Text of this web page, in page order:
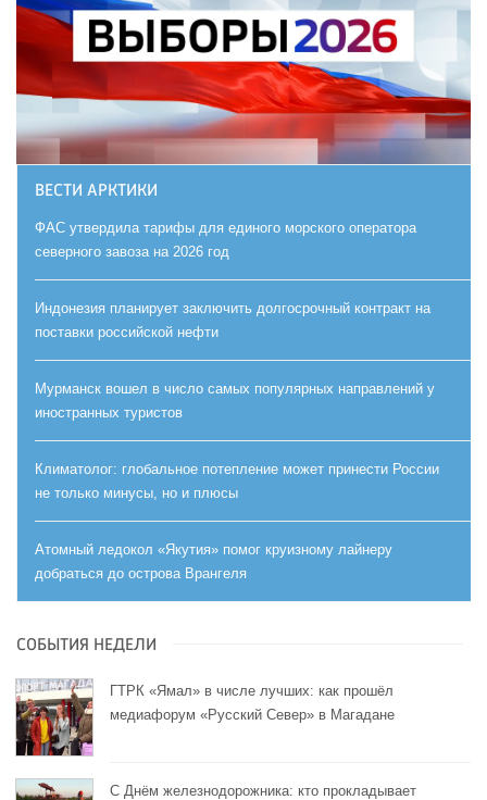
ВЕСТИ АРКТИКИ
ФАС утвердила тарифы для единого морского оператора
северного завоза на 2026 год
Индонезия планирует заключить долгосрочный контракт на
поставки российской нефти
Мурманск вошел в число самых популярных направлений у
иностранных туристов
Климатолог: глобальное потепление может принести России
не только минусы, но и плюсы
Атомный ледокол «Якутия» помог круизному лайнеру
добраться до острова Врангеля
СОБЫТИЯ НЕДЕЛИ
ГТРК «Ямал» в числе лучших: как прошёл
медиафорум «Русский Север» в Магадане
С Днём железнодорожника: кто прокладывает